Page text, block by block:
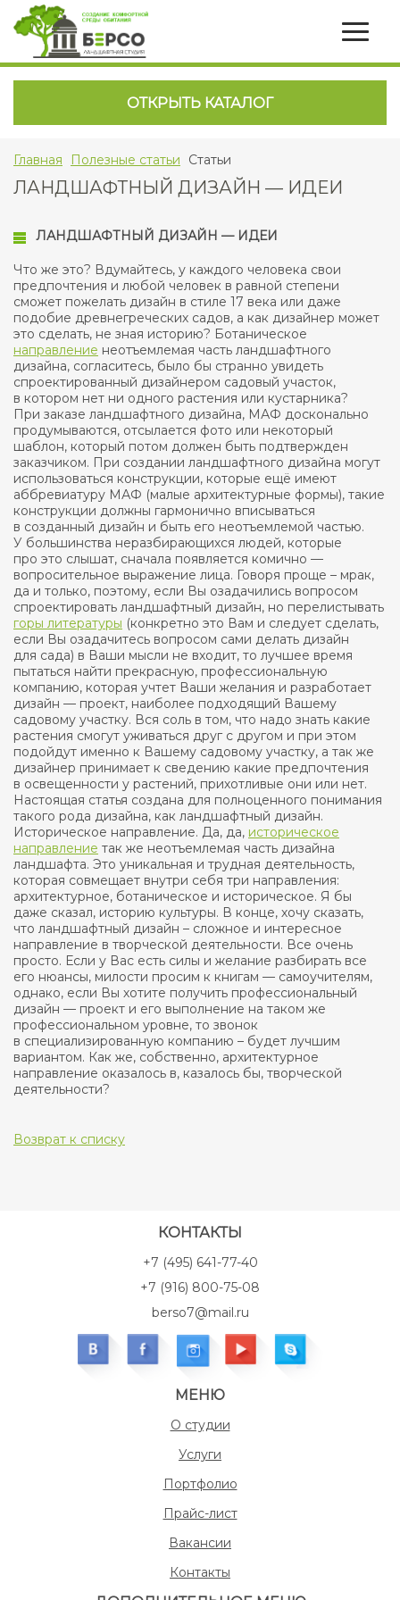
ОТКРЫТЬ КАТАЛОГ
Главная Полезные статьи Статьи
ЛАНДШАФТНЫЙ ДИЗАЙН — ИДЕИ
ЛАНДШАФТНЫЙ ДИЗАЙН — ИДЕИ
Что же это? Вдумайтесь, у каждого человека свои
предпочтения и любой человек в равной степени
сможет пожелать дизайн в стиле 17 века или даже
подобие древнегреческих садов, а как дизайнер может
это сделать, не зная историю? Ботаническое
направление неотъемлемая часть ландшафтного
дизайна, согласитесь, было бы странно увидеть
спроектированный дизайнером садовый участок,
в котором нет ни одного растения или кустарника?
При заказе ландшафтного дизайна, МАФ досконально
продумываются, отсылается фото или некоторый
шаблон, который потом должен быть подтвержден
заказчиком. При создании ландшафтного дизайна могут
использоваться конструкции, которые ещё имеют
аббревиатуру МАФ (малые архитектурные формы), такие
конструкции должны гармонично вписываться
в созданный дизайн и быть его неотъемлемой частью.
У большинства неразбирающихся людей, которые
про это слышат, сначала появляется комично —
вопросительное выражение лица. Говоря проще – мрак,
да и только, поэтому, если Вы озадачились вопросом
спроектировать ландшафтный дизайн, но перелистывать
горы литературы (конкретно это Вам и следует сделать,
если Вы озадачитесь вопросом сами делать дизайн
для сада) в Ваши мысли не входит, то лучшее время
пытаться найти прекрасную, профессиональную
компанию, которая учтет Ваши желания и разработает
дизайн — проект, наиболее подходящий Вашему
садовому участку. Вся соль в том, что надо знать какие
растения смогут уживаться друг с другом и при этом
подойдут именно к Вашему садовому участку, а так же
дизайнер принимает к сведению какие предпочтения
в освещенности у растений, прихотливые они или нет.
Настоящая статья создана для полноценного понимания
такого рода дизайна, как ландшафтный дизайн.
Историческое направление. Да, да, историческое
направление так же неотъемлемая часть дизайна
ландшафта. Это уникальная и трудная деятельность,
которая совмещает внутри себя три направления:
архитектурное, ботаническое и историческое. Я бы
даже сказал, историю культуры. В конце, хочу сказать,
что ландшафтный дизайн – сложное и интересное
направление в творческой деятельности. Все очень
просто. Если у Вас есть силы и желание разбирать все
его нюансы, милости просим к книгам — самоучителям,
однако, если Вы хотите получить профессиональный
дизайн — проект и его выполнение на таком же
профессиональном уровне, то звонок
в специализированную компанию – будет лучшим
вариантом. Как же, собственно, архитектурное
направление оказалось в, казалось бы, творческой
деятельности?
Возврат к списку
КОНТАКТЫ
+7 (495) 641-77-40
+7 (916) 800-75-08
berso7@mail.ru
МЕНЮ
О студии
Услуги
Портфолио
Прайс-лист
Вакансии
Контакты